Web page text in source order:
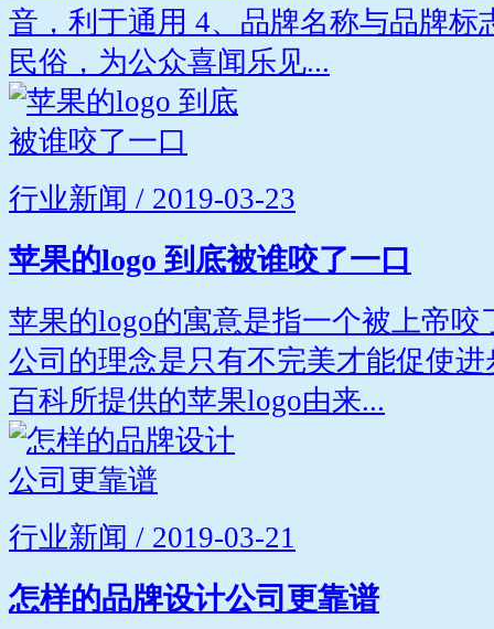
音，利于通用 4、品牌名称与品牌标
民俗，为公众喜闻乐见...
行业新闻 / 2019-03-23
苹果的logo 到底被谁咬了一口
苹果的logo的寓意是指一个被上帝
公司的理念是只有不完美才能促使
百科所提供的苹果logo由来...
行业新闻 / 2019-03-21
怎样的品牌设计公司更靠谱